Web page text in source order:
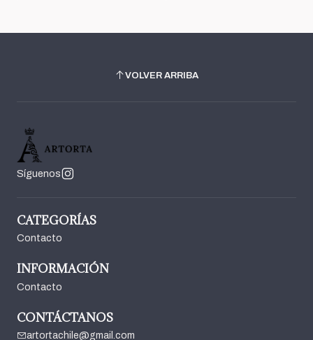
VOLVER ARRIBA
Síguenos
CATEGORÍAS
Contacto
INFORMACIÓN
Contacto
CONTÁCTANOS
artortachile@gmail.com